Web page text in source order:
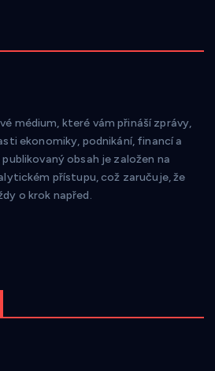
médium, které vám přináší zprávy,
ekonomiky, podnikání, financí a
obsah je založen na
přístupu, což zaručuje, že
o krok napřed.